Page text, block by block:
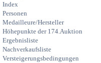
Index
Personen
Medailleure/Hersteller
Höhepunkte der 174.Auktion
Ergebnisliste
Nachverkaufsliste
Versteigerungsbedingungen